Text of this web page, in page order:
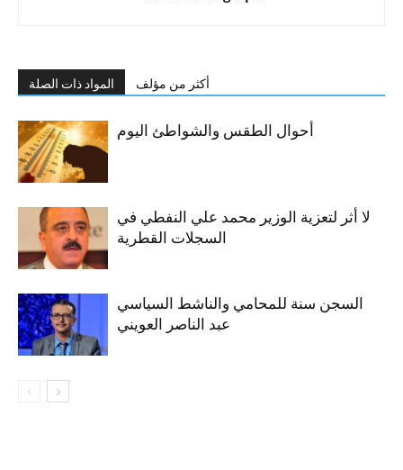
المواد ذات الصلة أكثر من مؤلف
أحوال الطقس والشواطئ اليوم
لا أثر لتعزية الوزير محمد علي النفطي في
السجلات القطرية
السجن سنة للمحامي والناشط السياسي
عبد الناصر العويني